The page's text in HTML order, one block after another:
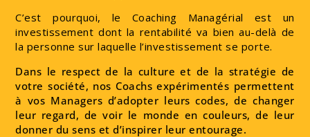
C’est pourquoi, le Coaching Managérial est un
investissement dont la rentabilité va bien au-delà de
la personne sur laquelle l’investissement se porte.
Dans le respect de la culture et de la stratégie de
votre société, nos Coachs expérimentés permettent
à vos Managers d’adopter leurs codes, de changer
leur regard, de voir le monde en couleurs, de leur
donner du sens et d’inspirer leur entourage.